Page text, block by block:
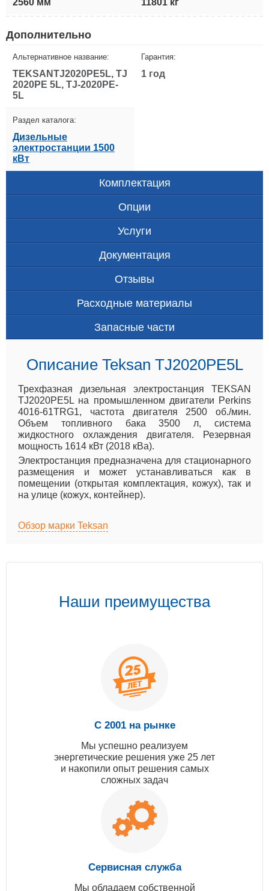
Дополнительно
Альтернативное название:
TEKSANTJ2020PE5L, TJ
2020PE 5L, TJ-2020PE-
5L
Гарантия:
1 год
Раздел каталога:
Дизельные
электростанции 1500
кВт
Комплектация
Опции
Услуги
Документация
Отзывы
Расходные материалы
Запасные части
Описание Teksan TJ2020PE5L
Трехфазная дизельная электростанция TEKSAN
TJ2020PE5L на промышленном двигатели Perkins
4016-61TRG1, частота двигателя 2500 об./мин.
Объем топливного бака 3500 л, система
жидкостного охлаждения двигателя. Резервная
мощность 1614 кВт (2018 кВа).
Электростанция предназначена для стационарного
размещения и может устанавливаться как в
помещении (открытая комплектация, кожух), так и
на улице (кожух, контейнер).
Обзор марки Teksan
Наши преимущества
С 2001 на рынке
Мы успешно реализуем
энергетические решения уже 25 лет
и накопили опыт решения самых
сложных задач
Сервисная служба
Мы обладаем собственной